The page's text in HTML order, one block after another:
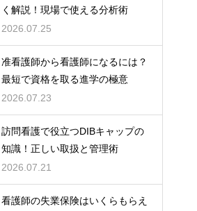
く解説！現場で使える分析術
2026.07.25
准看護師から看護師になるには？
最短で資格を取る進学の極意
2026.07.23
訪問看護で役立つDIBキャップの
知識！正しい取扱と管理術
2026.07.21
看護師の失業保険はいくらもらえ